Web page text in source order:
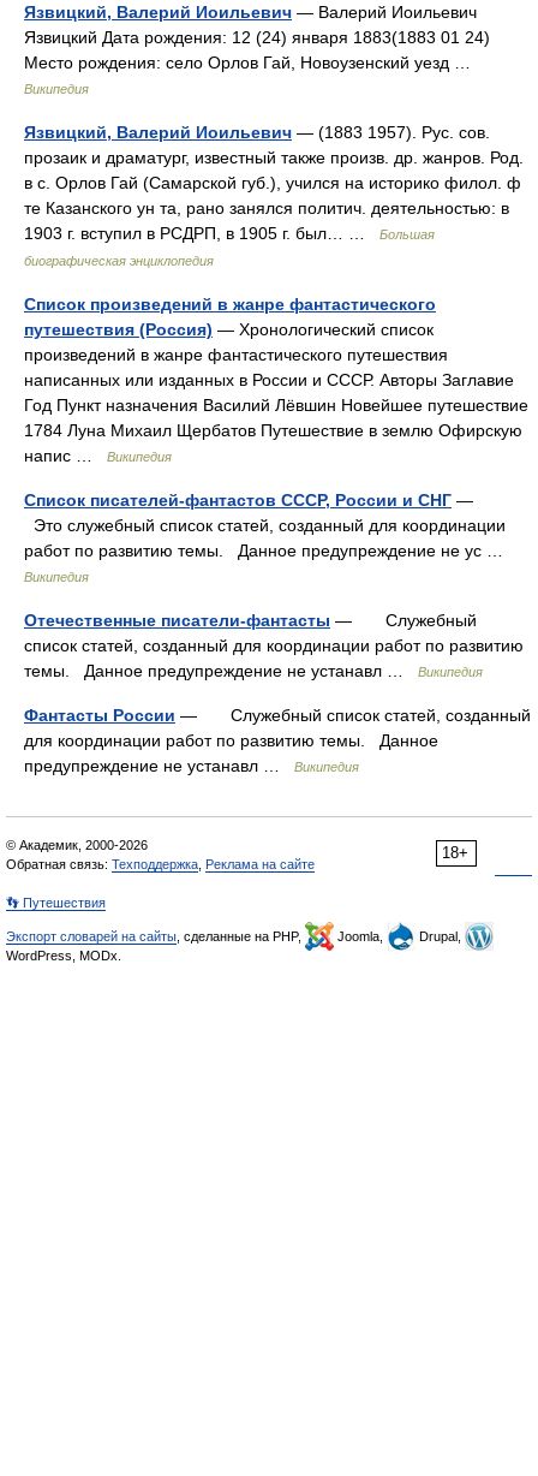
Язвицкий, Валерий Иоильевич — Валерий Иоильевич
Язвицкий Дата рождения: 12 (24) января 1883(1883 01 24)
Место рождения: село Орлов Гай, Новоузенский уезд …
Википедия
Язвицкий, Валерий Иоильевич — (1883 1957). Рус. сов.
прозаик и драматург, известный также произв. др. жанров. Род.
в с. Орлов Гай (Самарской губ.), учился на историко филол. ф
те Казанского ун та, рано занялся политич. деятельностью: в
1903 г. вступил в РСДРП, в 1905 г. был… …
Большая
биографическая энциклопедия
Список произведений в жанре фантастического
путешествия (Россия) — Хронологический список
произведений в жанре фантастического путешествия
написанных или изданных в России и СССР. Авторы Заглавие
Год Пункт назначения Василий Лёвшин Новейшее путешествие
1784 Луна Михаил Щербатов Путешествие в землю Офирскую
напис …
Википедия
Список писателей-фантастов СССР, России и СНГ —
Это служебный список статей, созданный для координации
работ по развитию темы. Данное предупреждение не ус …
Википедия
Отечественные писатели-фантасты — Служебный
список статей, созданный для координации работ по развитию
темы. Данное предупреждение не устанавл …
Википедия
Фантасты России — Служебный список статей, созданный
для координации работ по развитию темы. Данное
предупреждение не устанавл …
Википедия
18+
© Академик, 2000-2026
Обратная связь: Техподдержка Реклама на сайте
👣 Путешествия
Экспорт словарей на сайты , сделанные на PHP, Joomla,
Drupal,
WordPress, MODx.